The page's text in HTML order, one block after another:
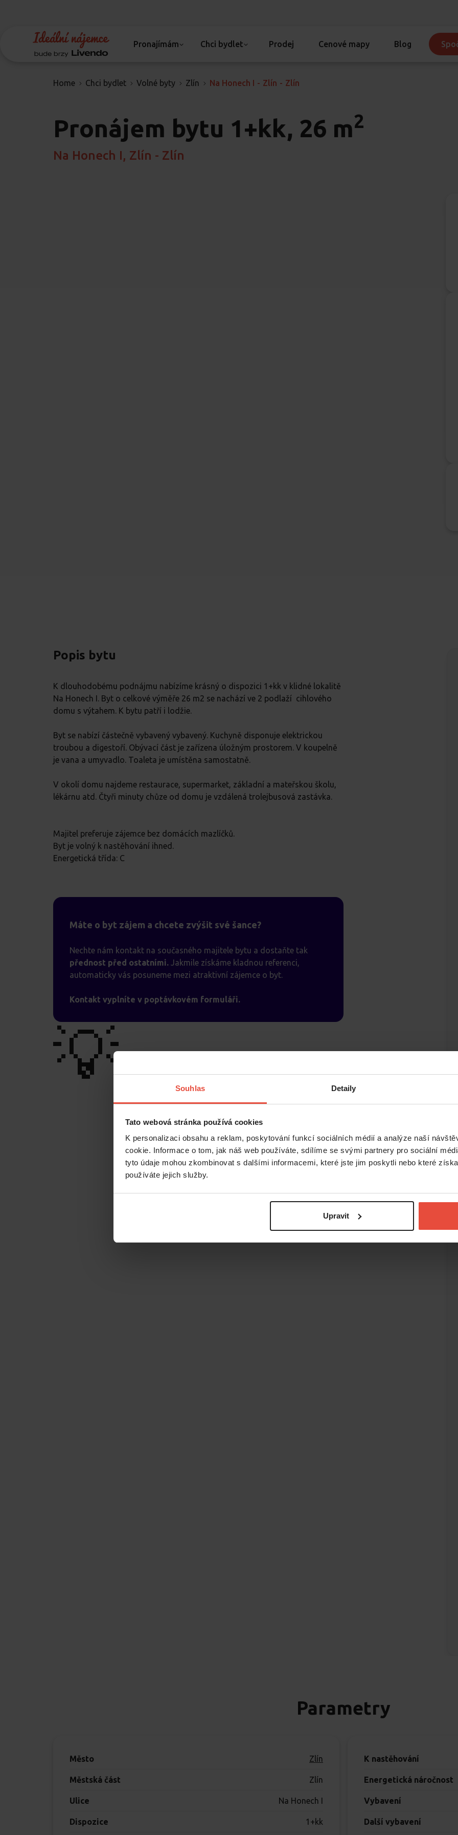
Souhlas Detaily
Tato webová stránka používá cookies
K personalizaci obsahu a reklam, poskytování funkcí sociálních médií a analýze naší
cookie. Informace o tom, jak náš web používáte, sdílíme se svými partnery pro sociální
tyto údaje mohou zkombinovat s dalšími informacemi, které jste jim poskytli nebo které
používáte jejich služby.
Upravit
Pronajímám Chci bydlet Prodej Cenové mapy Blog
Home Chci bydlet Volné byty Zlín Na Honech I - Zlín - Zlín
Pronájem bytu 1+kk, 26 m2
Na Honech I, Zlín - Zlín
Popis bytu
K dlouhodobému podnájmu nabízíme krásný o dispozici 1+kk v klidné lokalitě
Na Honech I. Byt o celkové výměře 26 m2 se nachází ve 2 podlaží cihlového
domu s výtahem. K bytu patří i lodžie.
Byt se nabízí částečně vybavený vybavený. Kuchyně disponuje elektrickou
troubou a digestoří. Obývací část je zařízena úložným prostorem. V koupelně
je vana a umyvadlo. Toaleta je umístěna samostatně.
V okolí domu najdeme restaurace, supermarket, základní a mateřskou školu,
lékárnu atd. Čtyři minuty chůze od domu je vzdálená trolejbusová zastávka.
Majitel preferuje zájemce bez domácích mazlíčků.
Byt je volný k nastěhování ihned.
Energetická třída: C
Máte o byt zájem a chcete zvýšit své šance?
Nechte nám kontakt na současného majitele bytu a dostaňte tak
přednost před ostatními. Jakmile získáme kladnou referenci,
automaticky vás posuneme mezi atraktivní zájemce o byt.
Kontakt vyplníte v poptávkovém formuláři.
💡
Parametry
Město Zlín
Městská část Zlín
Ulice Na Honech I
Dispozice 1+kk
K nastěhování
Energetická náročnost
Vybavení
Další vybavení